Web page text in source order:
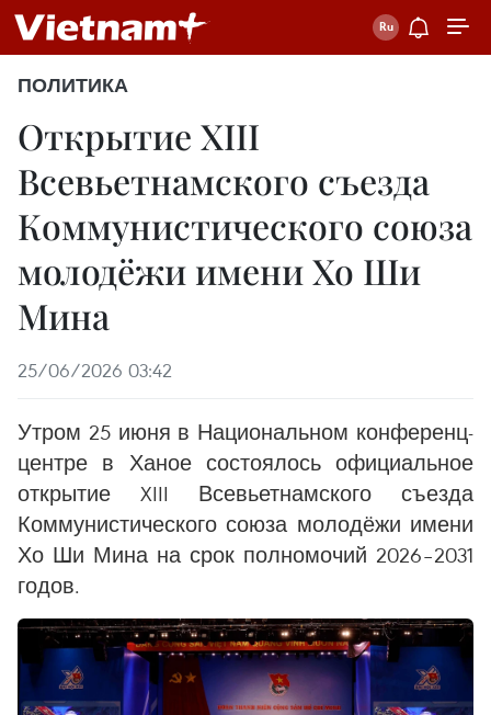
ПОЛИТИКА
Открытие XIII
Всевьетнамского съезда
Коммунистического союза
молодёжи имени Хо Ши
Мина
25/06/2026 03:42
Утром 25 июня в Национальном конференц-
центре в Ханое состоялось официальное
открытие XIII Всевьетнамского съезда
Коммунистического союза молодёжи имени
Хо Ши Мина на срок полномочий 2026–2031
годов.